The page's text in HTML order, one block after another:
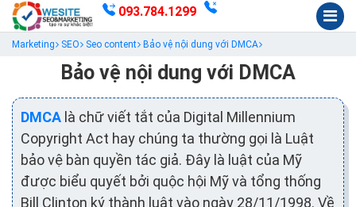
093.784.1299
Marketing SEO Seo content Bảo vệ nội dung với DMCA
Bảo vệ nội dung với DMCA
DMCA là chữ viết tắt của Digital Millennium
Copyright Act hay chúng ta thường gọi là Luật
bảo vệ bàn quyền tác giả. Đây là luật của Mỹ
được biểu quyết bởi quộc hội Mỹ và tổng thống
Bill Clinton ký thành luật vào ngày 28/11/1998. Về